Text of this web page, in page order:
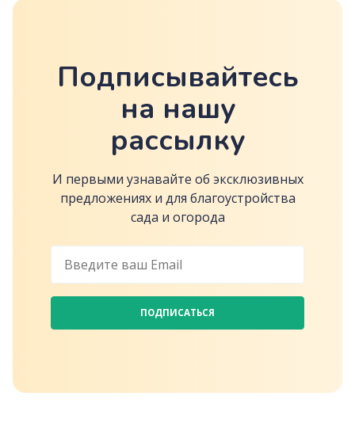
Подписывайтесь
на нашу
рассылку
И первыми узнавайте об эксклюзивных
предложениях и для благоустройства
сада и огорода
ПОДПИСАТЬСЯ